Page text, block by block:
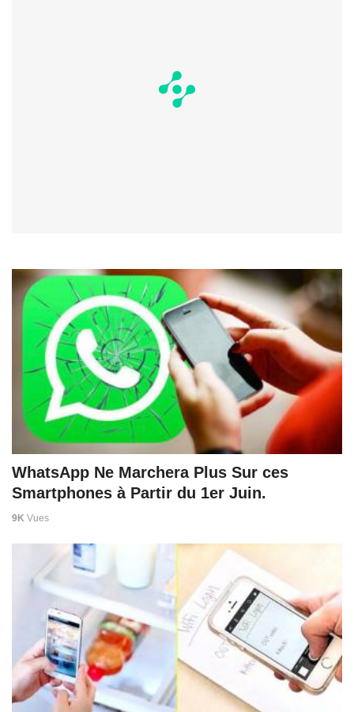
WhatsApp Ne Marchera Plus Sur ces
Smartphones à Partir du 1er Juin.
9K Vues